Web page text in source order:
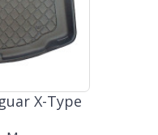
X-Type